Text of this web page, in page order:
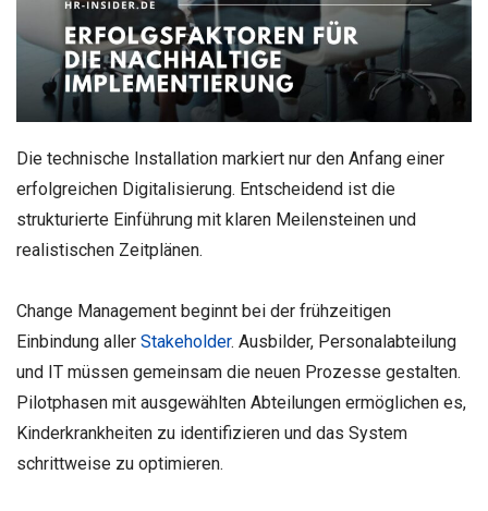
Die technische Installation markiert nur den Anfang einer
erfolgreichen Digitalisierung. Entscheidend ist die
strukturierte Einführung mit klaren Meilensteinen und
realistischen Zeitplänen.
Change Management beginnt bei der frühzeitigen
Einbindung aller Stakeholder. Ausbilder, Personalabteilung
und IT müssen gemeinsam die neuen Prozesse gestalten.
Pilotphasen mit ausgewählten Abteilungen ermöglichen es,
Kinderkrankheiten zu identifizieren und das System
schrittweise zu optimieren.